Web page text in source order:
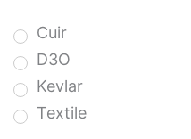
Cuir
D3O
Kevlar
Textile